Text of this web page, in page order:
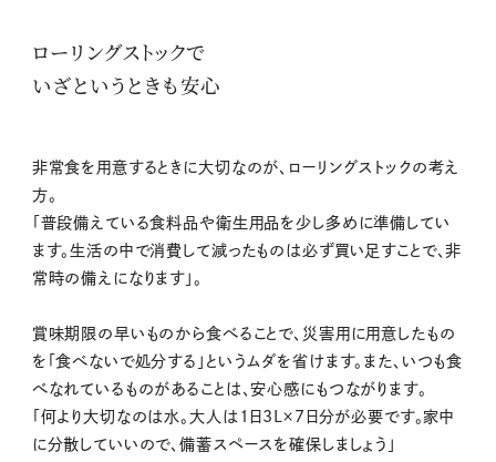
ローリングストックで
いざというときも安心
非常食を用意するときに大切なのが、ローリングストックの考え
方。
「普段備えている食料品や衛生用品を少し多めに準備してい
ます。生活の中で消費して減ったものは必ず買い足すことで、非
常時の備えになります」。
賞味期限の早いものから食べることで、災害用に用意したもの
を「食べないで処分する」というムダを省けます。また、いつも食
べなれているものがあることは、安心感にもつながります。
「何より大切なのは水。大人は1日3L×7日分が必要です。家中
に分散していいので、備蓄スペースを確保しましょう」